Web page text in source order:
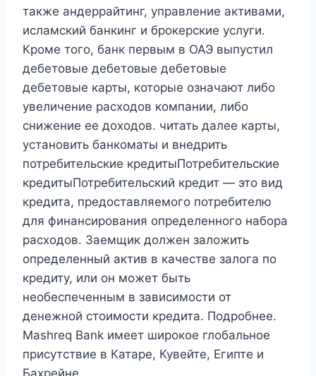
также андеррайтинг, управление активами,
исламский банкинг и брокерские услуги.
Кроме того, банк первым в ОАЭ выпустил
дебетовые дебетовые дебетовые
дебетовые карты, которые означают либо
увеличение расходов компании, либо
снижение ее доходов. читать далее карты,
установить банкоматы и внедрить
потребительские кредитыПотребительские
кредитыПотребительский кредит — это вид
кредита, предоставляемого потребителю
для финансирования определенного набора
расходов. Заемщик должен заложить
определенный актив в качестве залога по
кредиту, или он может быть
необеспеченным в зависимости от
денежной стоимости кредита. Подробнее.
Mashreq Bank имеет широкое глобальное
присутствие в Катаре, Кувейте, Египте и
Бахрейне.